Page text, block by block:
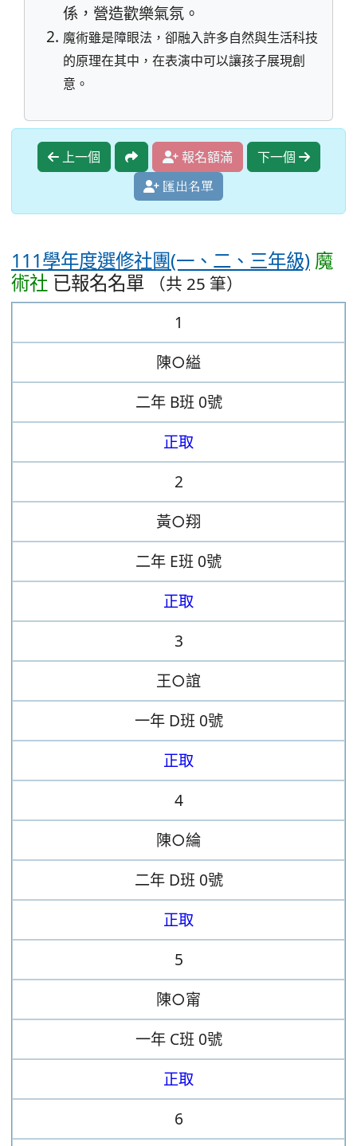
係，營造歡樂氣氛。
魔術雖是障眼法，卻融入許多自然與生活科技
的原理在其中，在表演中可以讓孩子展現創
意。
上一個 報名額滿 下一個
匯出名單
111學年度選修社團(一、二、三年級) 魔
術社 已報名名單 （共 25 筆）
1
陳○縊
二年 B班 0號
正取
2
黃○翔
二年 E班 0號
正取
3
王○誼
一年 D班 0號
正取
4
陳○綸
二年 D班 0號
正取
5
陳○甯
一年 C班 0號
正取
6